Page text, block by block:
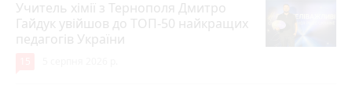
Учитель хімії з Тернополя Дмитро
Гайдук увійшов до ТОП-50 найкращих
педагогів України